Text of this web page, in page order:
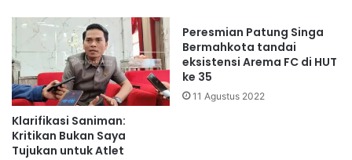
Klarifikasi Saniman:
Kritikan Bukan Saya
Tujukan untuk Atlet
Peresmian Patung Singa
Bermahkota tandai
eksistensi Arema FC di HUT
ke 35
11 Agustus 2022